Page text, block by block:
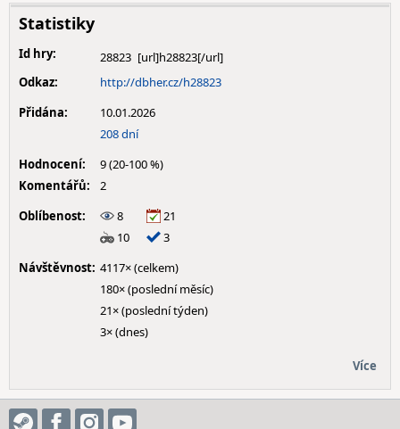
Statistiky
Id hry:
28823
Odkaz:
http://dbher.cz/h28823
Přidána:
10.01.2026
208 dní
Hodnocení:
9 (20-100 %)
Komentářů:
2
Oblíbenost:
8
21
10
3
Návštěvnost: 4117× (celkem)
180× (poslední měsíc)
21× (poslední týden)
3× (dnes)
Více